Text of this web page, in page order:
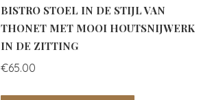
BISTRO STOEL IN DE STIJL VAN
THONET MET MOOI HOUTSNIJWERK
IN DE ZITTING
€65.00